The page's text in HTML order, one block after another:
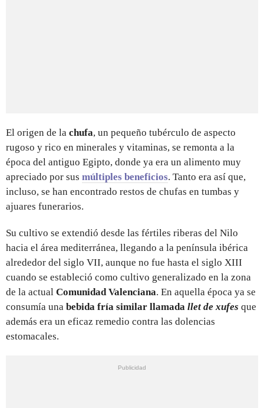
El origen de la chufa, un pequeño tubérculo de aspecto
rugoso y rico en minerales y vitaminas, se remonta a la
época del antiguo Egipto, donde ya era un alimento muy
apreciado por sus múltiples beneficios. Tanto era así que,
incluso, se han encontrado restos de chufas en tumbas y
ajuares funerarios.
Su cultivo se extendió desde las fértiles riberas del Nilo
hacia el área mediterránea, llegando a la península ibérica
alrededor del siglo VII, aunque no fue hasta el siglo XIII
cuando se estableció como cultivo generalizado en la zona
de la actual Comunidad Valenciana. En aquella época ya se
consumía una bebida fría similar llamada llet de xufes que
además era un eficaz remedio contra las dolencias
estomacales.